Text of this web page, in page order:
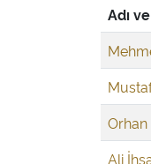
Adı
Orhan
Ali